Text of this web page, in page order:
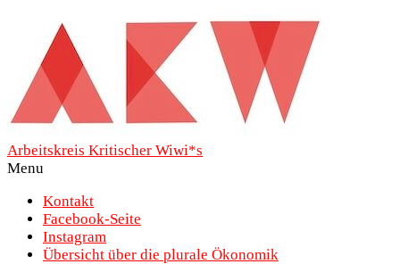
Arbeitskreis Kritischer Wiwi*s
Menu
Kontakt
Facebook-Seite
Instagram
Übersicht über die plurale Ökonomik